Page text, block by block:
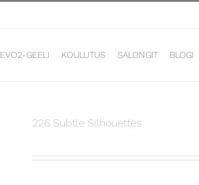
EVO2-GEELI KOULUTUS SALONGIT BLOGI
226 Subtle Silhouettes